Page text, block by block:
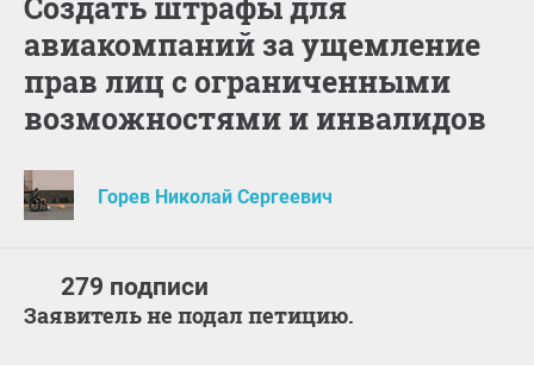
авиакомпаний за ущемление
прав лиц с ограниченными
возможностями и инвалидов
Горев Николай Сергеевич
279 подписи
Заявитель не подал петицию.